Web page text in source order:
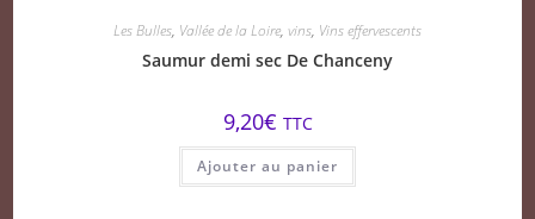
Les Bulles, Vallée de la Loire, vins, Vins effervescents
Saumur demi sec De Chanceny
9,20€ TTC
Ajouter au panier